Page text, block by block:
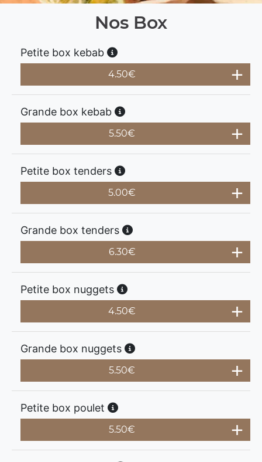
Nos Box
Petite box kebab
4.50€
Grande box kebab
5.50€
Petite box tenders
5.00€
Grande box tenders
6.30€
Petite box nuggets
4.50€
Grande box nuggets
5.50€
Petite box poulet
5.50€